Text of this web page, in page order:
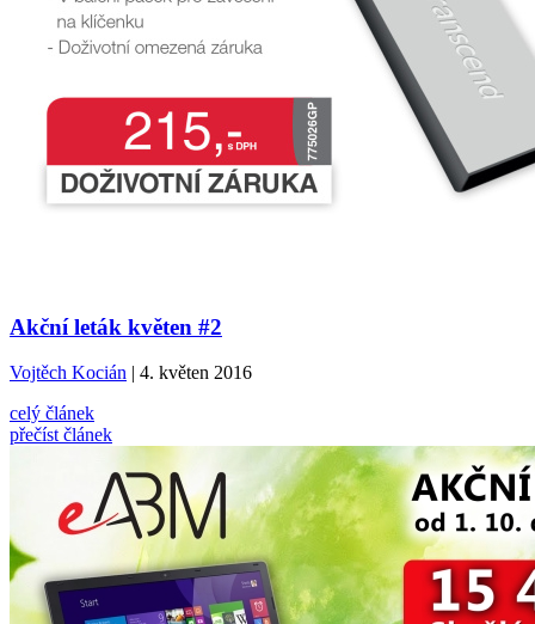
Akční leták květen #2
Vojtěch Kocián | 4. květen 2016
celý článek
přečíst článek